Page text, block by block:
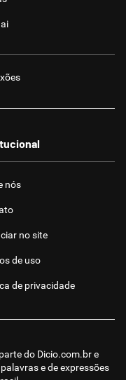
do Dicio.com.bre
e de expressões
nós
no site
de uso
de privacidade